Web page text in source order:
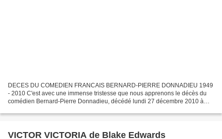
DECES DU COMEDIEN FRANCAIS BERNARD-PIERRE DONNADIEU 1949
- 2010 C'est avec une immense tristesse que nous apprenons le décès du
comédien Bernard-Pierre Donnadieu, décédé lundi 27 décembre 2010 à
VICTOR VICTORIA de Blake Edwards